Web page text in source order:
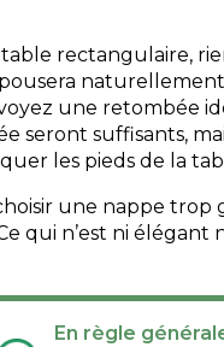
rectangulaire,
une retombée
seront suffisants,
les pieds de la
une nappe trop
qui n’est ni élégant
En règle